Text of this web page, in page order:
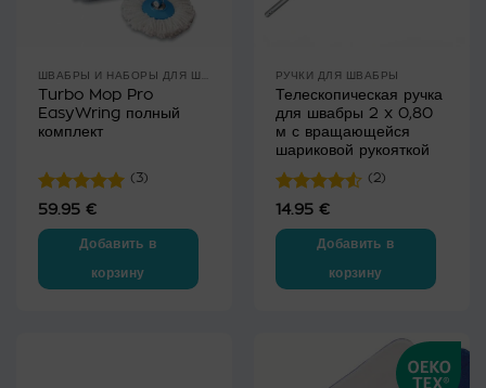
Turbo Mop Pro
EasyWring полный
комплект
Оценка
(3)
59.95 €
Добавить в
корзину
РУЧКИ ДЛЯ ШВАБРЫ
Телескопическая ручка
для швабры 2 x 0,80
м с вращающейся
шариковой рукояткой
Оценка
(2)
14.95 €
Добавить в
корзину